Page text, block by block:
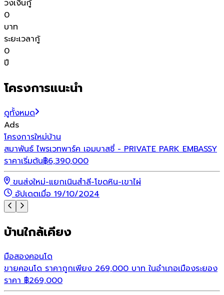
วงเงินกู้
0
บาท
ระยะเวลากู้
0
ปี
โครงการแนะนำ
ดูทั้งหมด
Ads
โครงการใหม่บ้าน
สมาพันธ์ ไพรเวทพาร์ค เอมบาสซี่ - PRIVATE PARK EMBASSY
ราคาเริ่มต้น฿6,390,000
ขนส่งใหม่-แยกเนินสำลี-โขดหิน-เขาไผ่
อัปเดตเมื่อ 19/10/2024
บ้านใกล้เคียง
มือสองคอนโด
ขายคอนโด ราคาถูกเพียง 269,000 บาท ในอำเภอเมืองระยอง
ราคา ฿269,000